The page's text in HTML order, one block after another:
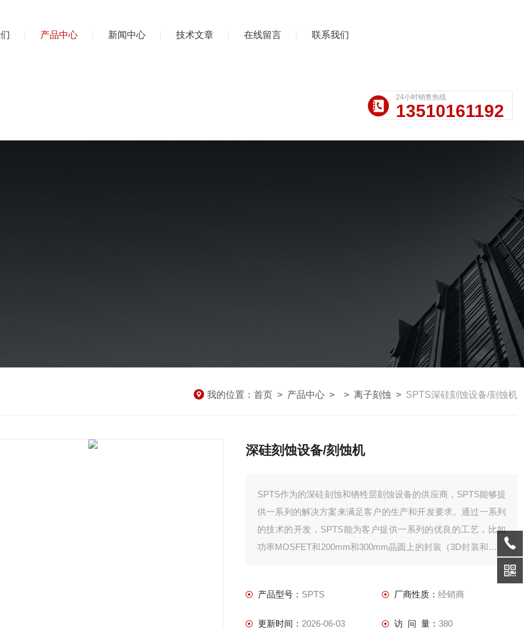
产品中心 新闻中心 技术文章 在线留言 联系我们
24小时销售热线
13510161192
我的位置： 首页 > 产品中心 > > 离子刻蚀 > SPTS深硅刻蚀设备/刻蚀机
深硅刻蚀设备/刻蚀机
SPTS作为的深硅刻蚀和牺牲层刻蚀设备的供应商，SPTS能够提
供一系列的解决方案来满足客户的生产和开发要求。通过一系列
的技术的开发，SPTS能为客户提供一系列的优良的工艺，比如
功率MOSFET和200mm和300mm晶圆上的封装（3D封装和芯片
产品型号： SPTS 厂商性质： 经销商
更新时间： 2026-06-03 访 问 量： 380